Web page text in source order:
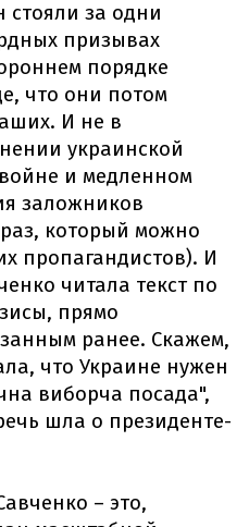
за одни
призывах
порядке
что они потом
И не в
украинской
и медленном
заложников
который можно
пропагандистов). И
читала текст по
прямо
ранее. Скажем,
что Украине нужен
виборча посада",
шла о президенте-
– это,